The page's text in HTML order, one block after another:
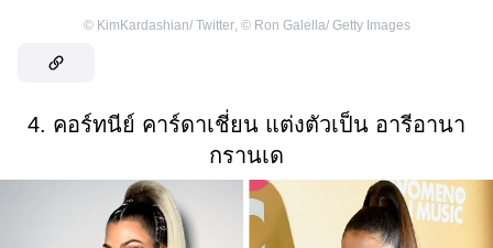
© KimKardashian/ Twitter, © Ron Galella/ Getty Images
4. คอร์ทนีย์ คาร์ดาเชี่ยน แต่งตัวเป็น อารีอานา
กรานเด